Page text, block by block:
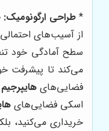
*طراحی ارگونومیک:
از آسیب‌های
سطح آمادگی خود
می‌کند تا پیشرفت
فضایی‌های هایپرجیم
اسکی فضایی‌های
خریداری می‌کنید،